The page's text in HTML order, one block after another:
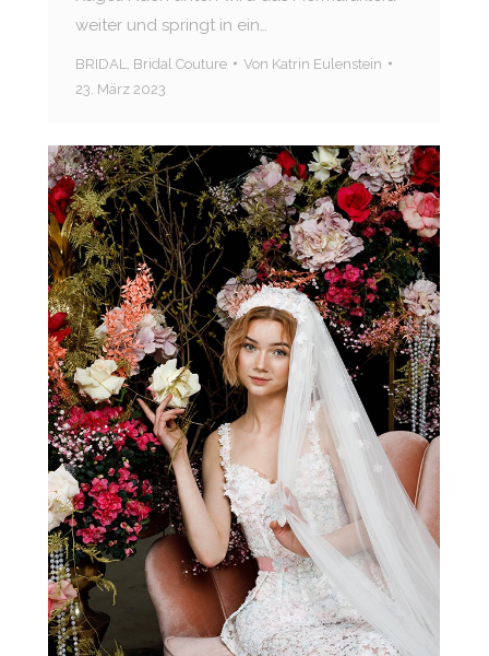
weiter und springt in ein…
BRIDAL Bridal Couture Von Katrin Eulenstein
23. März 2023